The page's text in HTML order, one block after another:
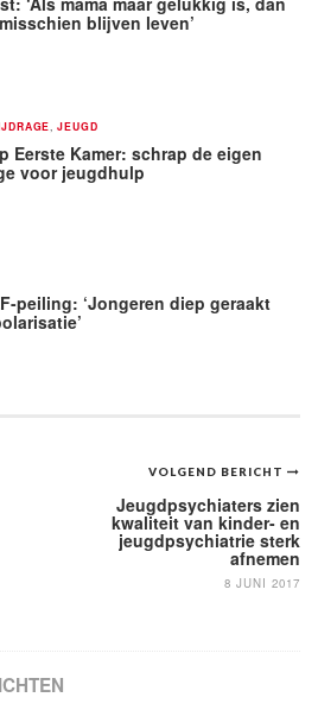
blijven leven’
,JEUGD
Eerste Kamer: schrap de eigen
voor jeugdhulp
peiling: ‘Jongeren diep geraakt
VOLGEND BERICHT
Jeugdpsychiaters zien
kwaliteit van kinder- en
jeugdpsychiatrie sterk
afnemen
8 JUNI 2017